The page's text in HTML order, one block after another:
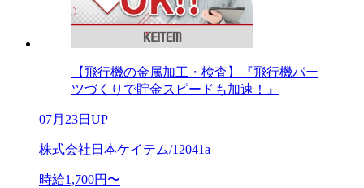
【飛行機の金属加工・検査】『飛行機パー
ツづくりで貯金スピードも加速！』
07月23日UP
株式会社日本ケイテム/12041a
時給1,700円〜